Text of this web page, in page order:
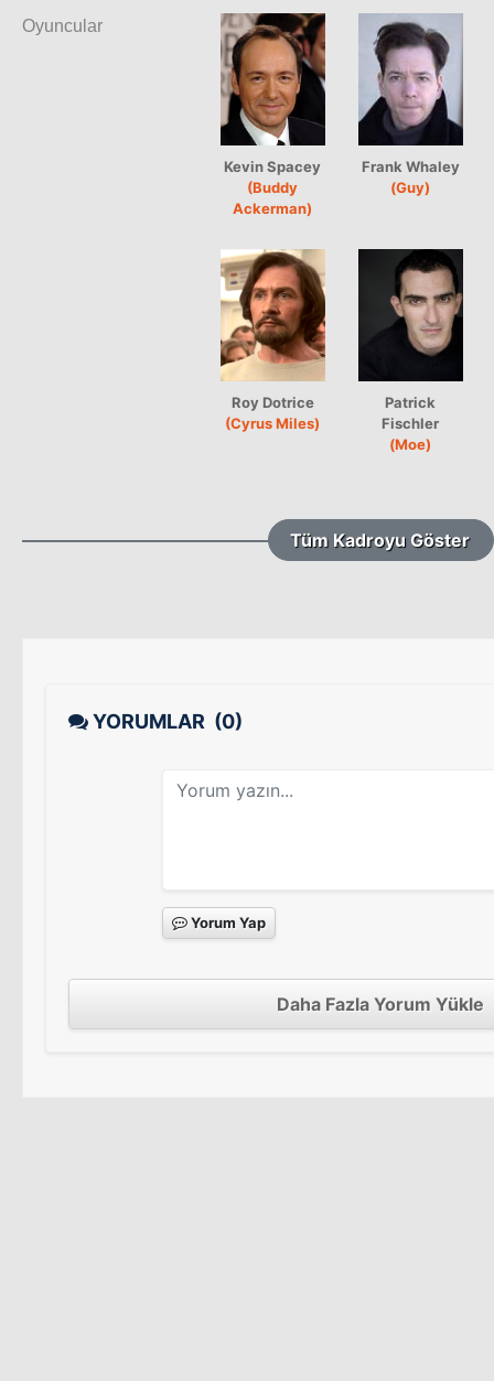
Oyuncular
Kevin Spacey
(Buddy
Ackerman)
Frank Whaley
(Guy)
Roy Dotrice
(Cyrus Miles)
Patrick
Fischler
(Moe)
Tüm Kadroyu Göster
YORUMLAR (0)
Yorum Yap
Daha Fazla Yorum Yükle